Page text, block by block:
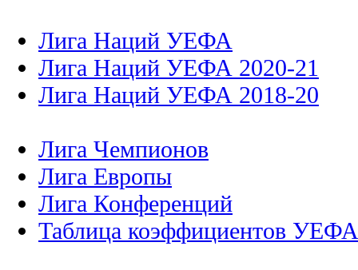
Лига Наций УЕФА
Лига Наций УЕФА 2020-21
Лига Наций УЕФА 2018-20
Лига Чемпионов
Лига Европы
Лига Конференций
Таблица коэффициентов УЕФА